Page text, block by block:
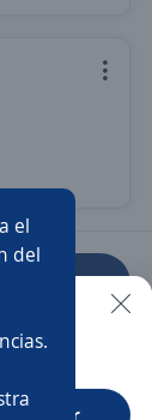
el
del
Abrir